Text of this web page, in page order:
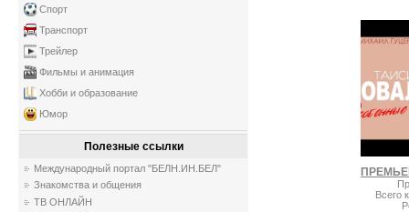
Спорт
Транспорт
Трейлер
Фильмы и анимация
Хобби и образование
Юмор
Полезные ссылки
Международный портал "БЕЛН.ИН.БЕЛ"
Знакомства и общения
ТВ ОНЛАЙН
Всего